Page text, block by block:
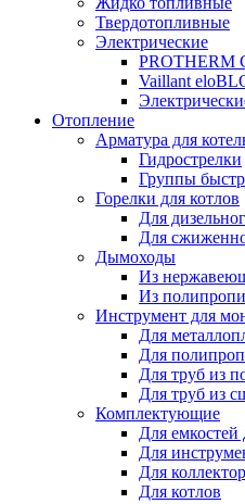
Твердотопливные
Электрические
PROTHERM
Vaillant
Отопление
Арматура для
Гидрострелки
Группы
Горелки для котлов
Для
Для
Дымоходы
Из
Из
Инструмент для
Для
Для
Для труб из
Для труб из
Комплектующие
Для емкостей
Для
Для
Для котлов